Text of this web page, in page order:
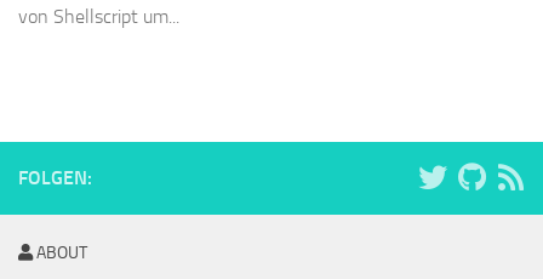
von Shellscript um...
FOLGEN:
ABOUT